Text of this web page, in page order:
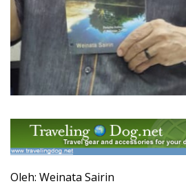
Oleh: Weinata Sairin